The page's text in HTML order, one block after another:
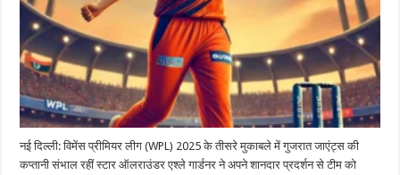
नई दिल्ली: विमेंस प्रीमियर लीग (WPL) 2025 के तीसरे मुकाबले में गुजरात जाएंट्स की
कप्तानी संभाल रहीं स्टार ऑलराउंडर एश्ले गार्डनर ने अपने शानदार प्रदर्शन से टीम को